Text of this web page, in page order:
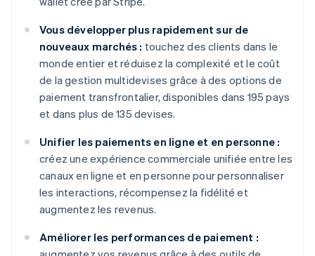
Vous développer plus rapidement sur de
nouveaux marchés : touchez des clients dans le
monde entier et réduisez la complexité et le coût
de la gestion multidevises grâce à des options de
paiement transfrontalier, disponibles dans 195 pays
et dans plus de 135 devises.
Unifier les paiements en ligne et en personne :
créez une expérience commerciale unifiée entre les
canaux en ligne et en personne pour personnaliser
les interactions, récompensez la fidélité et
augmentez les revenus.
Améliorer les performances de paiement :